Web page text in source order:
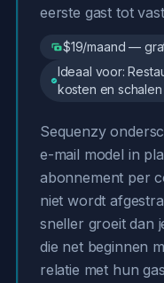
eerste gast tot
$19/maand —
Ideaal voor:
kosten en
Sequenzy
e-mail model in
abonnement per
niet wordt
sneller groeit dan
die net beginnen
relatie met hun